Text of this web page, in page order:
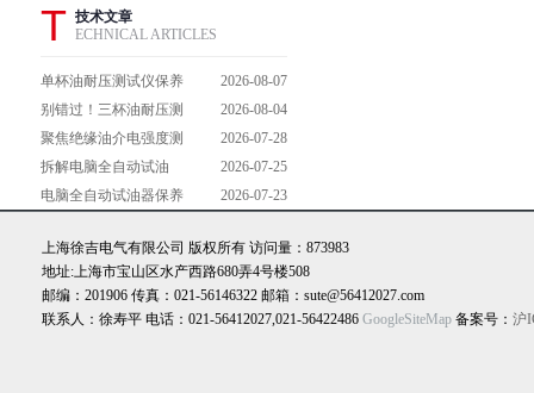
T 技术文章
ECHNICAL ARTICLES
单杯油耐压测试仪保养
避坑指南：细节做到
位，设备不闹脾气
2026-08-07
别错过！三杯油耐压测
试仪操作流程全解析，
一步到位不踩坑
2026-08-04
聚焦绝缘油介电强度测
试仪：那些决定检测效
能的关键特点
2026-07-28
拆解电脑全自动试油
器：核心组成部件，藏
2026-07-25
电脑全自动试油器保养
寿命的实用技巧
2026-07-23
上海徐吉电气有限公司 版权所有 访问量：873983
地址:上海市宝山区水产西路680弄4号楼508
邮编：201906 传真：021-56146322 邮箱：sute@56412027.com
联系人：徐寿平 电话：021-56412027,021-56422486 GoogleSiteMap 备案号： 沪